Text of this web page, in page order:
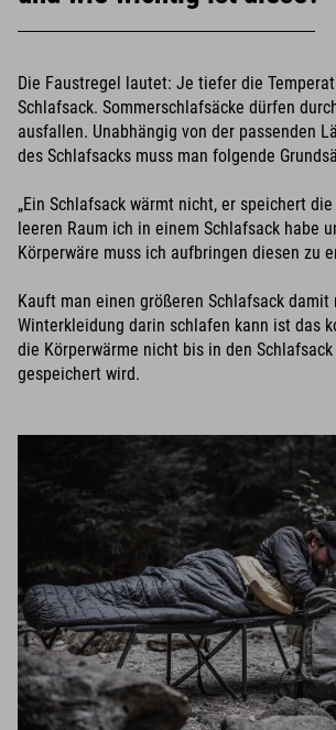
Die Faustregel lautet: Je tiefer die
Schlafsack. Sommerschlafsäcke dürfen
ausfallen. Unabhängig von der passenden
des Schlafsacks muss man folgende
„Ein Schlafsack wärmt nicht, er speichert
leeren Raum ich in einem Schlafsack habe
Körperwäre muss ich aufbringen diesen zu
Kauft man einen größeren Schlafsack
Winterkleidung darin schlafen kann ist das
die Körperwärme nicht bis in den
gespeichert wird.